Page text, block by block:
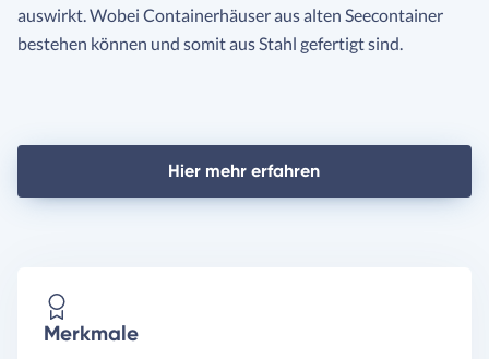
auswirkt. Wobei Containerhäuser aus alten Seecontainer
bestehen können und somit aus Stahl gefertigt sind.
Hier mehr erfahren
Merkmale